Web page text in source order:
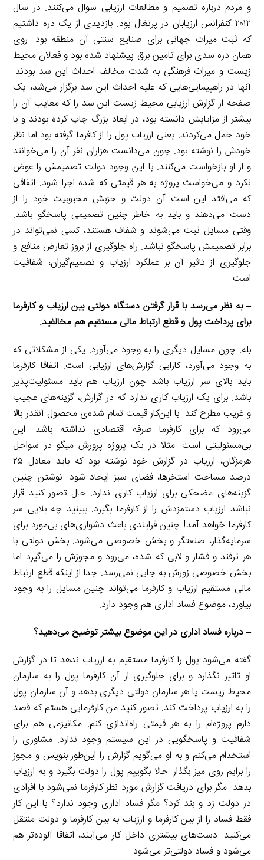
و مردم درباره تصمیم و مطالعات ارزیابی سوال می‌کنند. در سال
۲۰۱۲ کنفرانس ارزیابان در پرتغال بود. بازدیدی از یک دره داشتیم
که ثبت میراث جهانی برای صنایع سنتی آن منطقه بود. روی
همان دره سدی برای تامین برق پیشنهاد شده بود و فعالان محیط
زیست و میراث فرهنگی به شدت مخالف احداث این سد بودند.
آنها در راهپیمایی‌هایی که علیه احداث این سد برگزار می‌شد، یک
صفحه از گزارش ارزیابی محیط زیست این سد را که معایب آن را
بیشتر از مزایایش دانسته بود، در ابعاد بزرگ چاپ کرده بودند و با
خود حمل می‌کردند. یعنی ارزیاب پول را از کافرما گرفته بود اما نظر
خودش را نوشته بود. چون می‌دانست هزاران نفر آن را می‌خوانند
و از او بازخواست می‌کنند. با این وجود دولت تصمیمش را عوض
نکرد و می‌خواست پروژه به هر قیمتی که شده اجرا شود. اتفاقی
که می‌افتد این است آن دولت و حزبش محبوبیت خود را از
دست می‌دهند و باید به خاطر چنین تصمیمی پاسخگو باشد.
وقتی مسایل ثبت می‌شوند و شفاف هستند، کسی نمی‌تواند در
برابر تصمیمش پاسخگو نباشد. راه جلوگیری از بروز تعارض منافع و
جلوگیری از تاثیر آن بر عملکرد ارزیاب و تصمیم‌گیران، شفافیت
است.
– به نظر می‌رسد با قرار گرفتن دستگاه دولتی بین ارزیاب و کارفرما
برای پرداخت پول و قطع ارتباط مالی مستقیم هم مخالفید.
بله. چون مسایل دیگری را به وجود می‌آورد. یکی از مشکلاتی که
به وجود می‌آورد، کارایی گزارش‌های ارزیابی است. اتفاقا کارفرما
باید بالای سر ارزیاب باشد چون ارزیاب هم باید مسئولیت‌پذیر
باشد. برای یک ارزیاب کاری ندارد که در گزارش، گزینه‌های عجیب
و غریب مطرح کند. با این‌کار قیمت تمام شده‌ی محصول آنقدر بالا
می‌رود که برای کارفرما صرفه اقتصادی نداشته باشد. این
بی‌مسئولیتی است. مثلا در یک پروژه پرورش میگو در سواحل
هرمزگان، ارزیاب در گزارش خود نوشته بود که باید معادل ۲۵
درصد مساحت استخرها، فضای سبز ایجاد شود. نوشتن چنین
گزینه‌های مضحکی برای ارزیاب کاری ندارد. حال تصور کنید قرار
نباشد ارزیاب دستمزدش را از کارفرما بگیرد. ببینید چه بلایی سر
کارفرما خواهد آمد! چنین فرایندی باعث دشواری‌های بی‌مورد برای
سرمایه‌گذار، صنعتگر و بخش خصوصی می‌شود. بخش دولتی با
هر ترفند و فشار و لابی که شده، می‌رود و مجوزش را می‌گیرد اما
بخش خصوصی زورش به جایی نمی‌رسد. جدا از اینکه قطع ارتباط
مالی مستقیم ارزیاب و کارفرما می‌تواند چنین مسایل را به وجود
بیاورد، موضوع فساد اداری هم وجود دارد.
– درباره فساد اداری در این موضوع بیشتر توضیح می‌دهید؟
گفته می‌شود پول را کارفرما مستقیم به ارزیاب ندهد تا در گزارش
او تاثیر نگذارد و برای جلوگیری از آن کارفرما پول را به سازمان
محیط زیست یا هر سازمان دولتی دیگری بدهد و آن سازمان پول
را به ارزیاب پرداخت کند. تصور کنید من کارفرمایی هستم که قصد
دارم پروژه‌ام را به هر قیمتی راه‌اندازی کنم. مکانیزمی هم برای
شفافیت و پاسخگویی در این سیستم وجود ندارد. مشاوری را
استخدام می‌کنم و به او می‌گویم گزارش را این‌طور بنویس و مجوز
را برایم روی میز بگذار. حالا بگوییم پول را دولت بگیرد و به ارزیاب
بدهد. مگر برای دریافت گزارش مورد نظر کارفرما نمی‌شود با افرادی
در دولت زد و بند کرد؟ مگر فساد اداری وجود ندارد؟ با این کار
فقط فساد را از بین کارفرما و ارزیاب به بین کارفرما و دولت منتقل
می‌کنید. دست‌های بیشتری داخل کار می‌آیند، اتفاقا آلوده‌تر هم
می‌شود و فساد دولتی‌تر می‌شود.